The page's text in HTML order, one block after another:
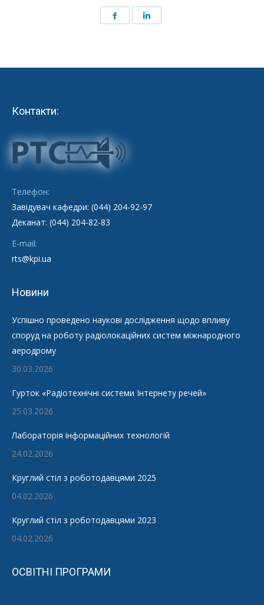
Контакти:
Телефон:
Завідувач кафедри: (044) 204-92-97
Деканат: (044) 204-82-83
E-mail:
rts@kpi.ua
Новини
Успішно проведено наукові дослідження щодо впливу
споруд на роботу радіолокаційних систем міжнародного
аеродрому
30.03.2026
Гурток «Радіотехнічні системи Інтернету речей»
25.03.2026
Лабораторія інформаційних технологій
24.02.2026
Круглий стіл з роботодавцями 2025
04.02.2026
Круглий стіл з роботодавцями 2023
04.02.2026
ОСВІТНІ ПРОГРАМИ